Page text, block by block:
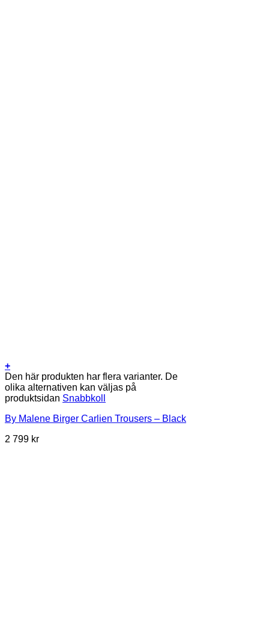
+
Den här produkten har flera varianter. De
olika alternativen kan väljas på
produktsidan Snabbkoll
By Malene Birger Carlien Trousers – Black
2 799 kr